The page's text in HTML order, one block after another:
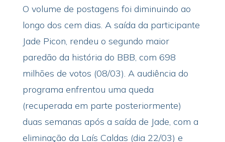
O volume de postagens foi diminuindo ao
longo dos cem dias. A saída da participante
Jade Picon, rendeu o segundo maior
paredão da história do BBB, com 698
milhões de votos (08/03). A audiência do
programa enfrentou uma queda
(recuperada em parte posteriormente)
duas semanas após a saída de Jade, com a
eliminação da Laís Caldas (dia 22/03) e